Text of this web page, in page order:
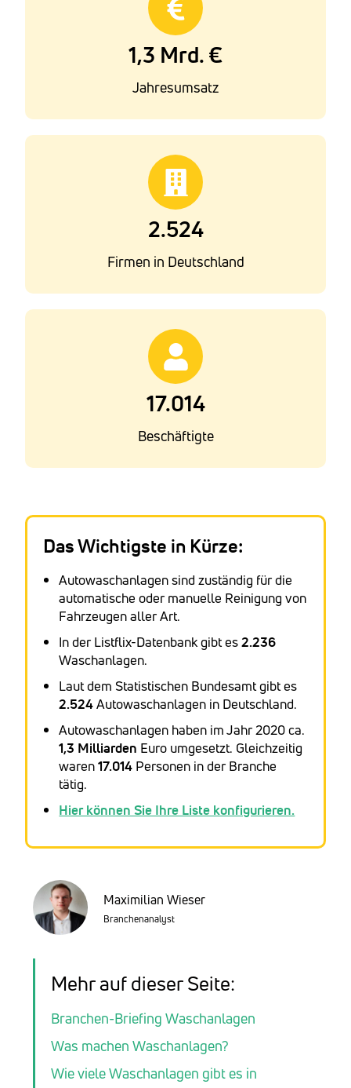
1,3 Mrd. €
Jahresumsatz
2.524
Firmen in Deutschland
17.014
Beschäftigte
Das Wichtigste in Kürze:
Autowaschanlagen sind zuständig für die
automatische oder manuelle Reinigung von
Fahrzeugen aller Art.
In der Listflix-Datenbank gibt es2.236
Waschanlagen.
Laut dem Statistischen Bundesamt gibt es
2.524Autowaschanlagen in Deutschland.
Autowaschanlagen haben im Jahr 2020 ca.
1,3 Milliarden Euro umgesetzt. Gleichzeitig
waren17.014 Personen in der Branche
tätig.
Hier können Sie Ihre Liste konfigurieren.
Maximilian Wieser
Branchenanalyst
Mehr auf dieser Seite:
Branchen-Briefing Waschanlagen
Was machen Waschanlagen?
Wie viele Waschanlagen gibt es in